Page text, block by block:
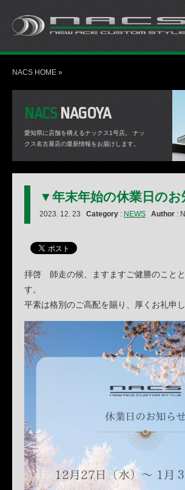
NACS HOME »
NACSNAGOYA
愛知県に店舗を構えるナックス1号店。
ナッ
クス名古屋店の最新情報をお届けします。
▼年末年始の休業日のお
2023. 12. 23 Category : NEWS Author :
拝啓 師走の候、ますますご健勝のこと
す。
平素は格別のご高配を賜り、厚くお礼申し